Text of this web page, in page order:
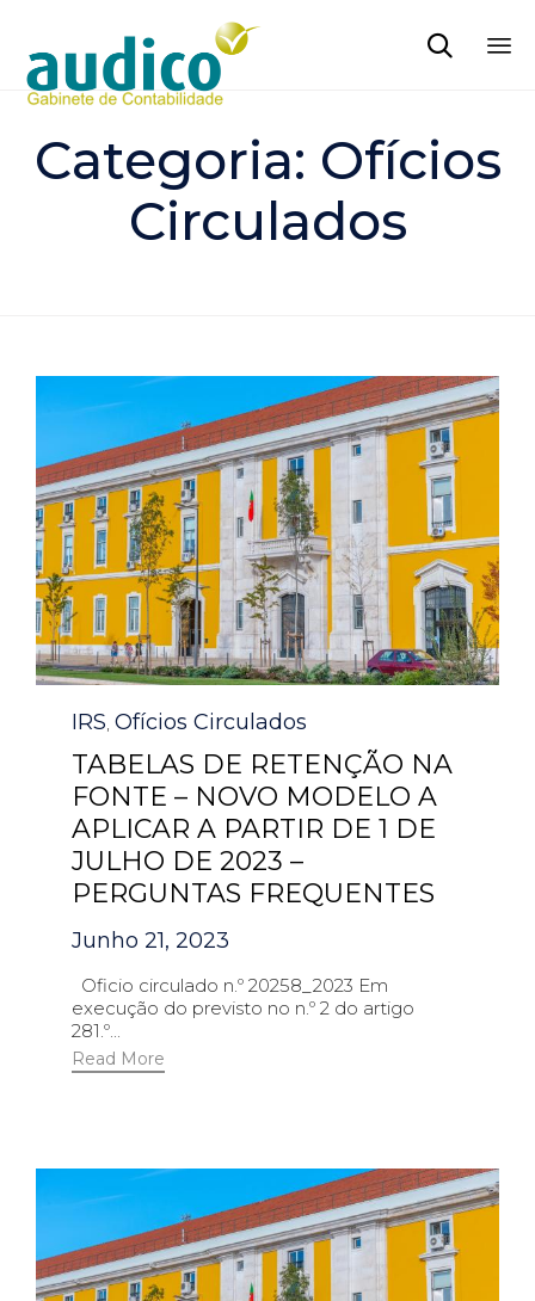

Categoria: Ofícios
Circulados
Category
IRS, Ofícios Circulados
TABELAS DE RETENÇÃO NA
FONTE – NOVO MODELO A
APLICAR A PARTIR DE 1 DE
JULHO DE 2023 –
PERGUNTAS FREQUENTES
Junho 21, 2023
Oficio circulado n.º 20258_2023 Em
execução do previsto no n.º 2 do artigo
281.º...
Read More